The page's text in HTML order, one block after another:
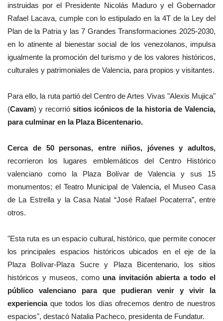
instruidas por el Presidente Nicolás Maduro y el Gobernador
Rafael Lacava, cumple con lo estipulado en la 4T de la Ley del
Plan de la Patria y las 7 Grandes Transformaciones 2025-2030,
en lo atinente al bienestar social de los venezolanos, impulsa
igualmente la promoción del turismo y de los valores históricos,
culturales y patrimoniales de Valencia, para propios y visitantes.
Para ello, la ruta partió del Centro de Artes Vivas "Alexis Mujica"
(Cavam) y recorriósitios icónicos de la historia de Valencia,
para culminar en la Plaza Bicentenario.
Cerca de 50 personas, entre niños, jóvenes y adultos,
recorrieron los lugares emblemáticos del Centro Histórico
valenciano como la Plaza Bolívar de Valencia y sus 15
monumentos; el Teatro Municipal de Valencia, el Museo Casa
de La Estrella y la Casa Natal “José Rafael Pocaterra”, entre
otros.
"Esta ruta es un espacio cultural, histórico, que permite conocer
los principales espacios históricos ubicados en el eje de la
Plaza Bolívar-Plaza Sucre y Plaza Bicentenario, los sitios
históricos y museos, comouna invitación abierta a todo el
público valenciano para que pudieran venir y vivir la
experienciaque todos los días ofrecemos dentro de nuestros
espacios", destacó Natalia Pacheco, presidenta de Fundatur.